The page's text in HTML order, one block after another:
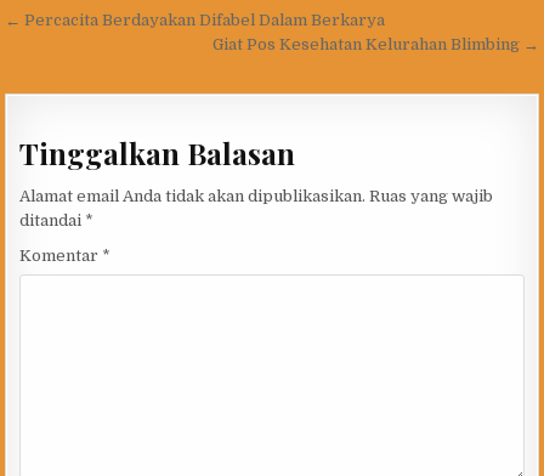
Navigasi
← Percacita Berdayakan Difabel Dalam Berkarya
Giat Pos Kesehatan Kelurahan Blimbing →
Tinggalkan Balasan
Alamat email Anda tidak akan dipublikasikan. Ruas yang wajib
ditandai *
Komentar *